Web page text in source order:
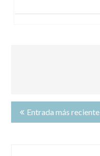
Entrada más reciente